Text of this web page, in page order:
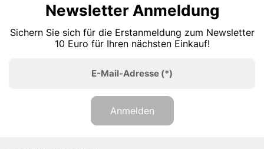
Newsletter Anmeldung
Sichern Sie sich für die Erstanmeldung zum Newsletter
10 Euro für Ihren nächsten Einkauf!
E-Mail-Adresse (*)
Anmelden